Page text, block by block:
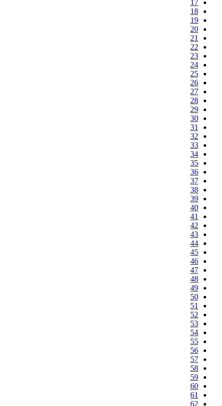
17
18
19
20
21
22
23
24
25
26
27
28
29
30
31
32
33
34
35
36
37
38
39
40
41
42
43
44
45
46
47
48
49
50
51
52
53
54
55
56
57
58
59
60
61
62